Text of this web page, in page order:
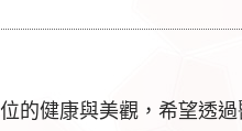
的健康與美觀，希望透